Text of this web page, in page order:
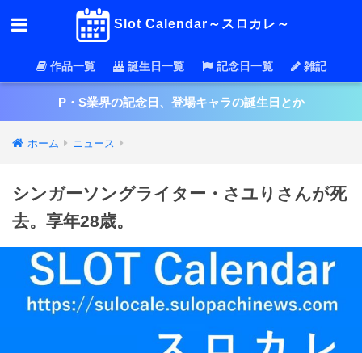
Slot Calendar～スロカレ～
作品一覧 誕生日一覧 記念日一覧 雑記
P・S業界の記念日、登場キャラの誕生日とか
ホーム ニュース
シンガーソングライター・さユりさんが死
去。享年28歳。